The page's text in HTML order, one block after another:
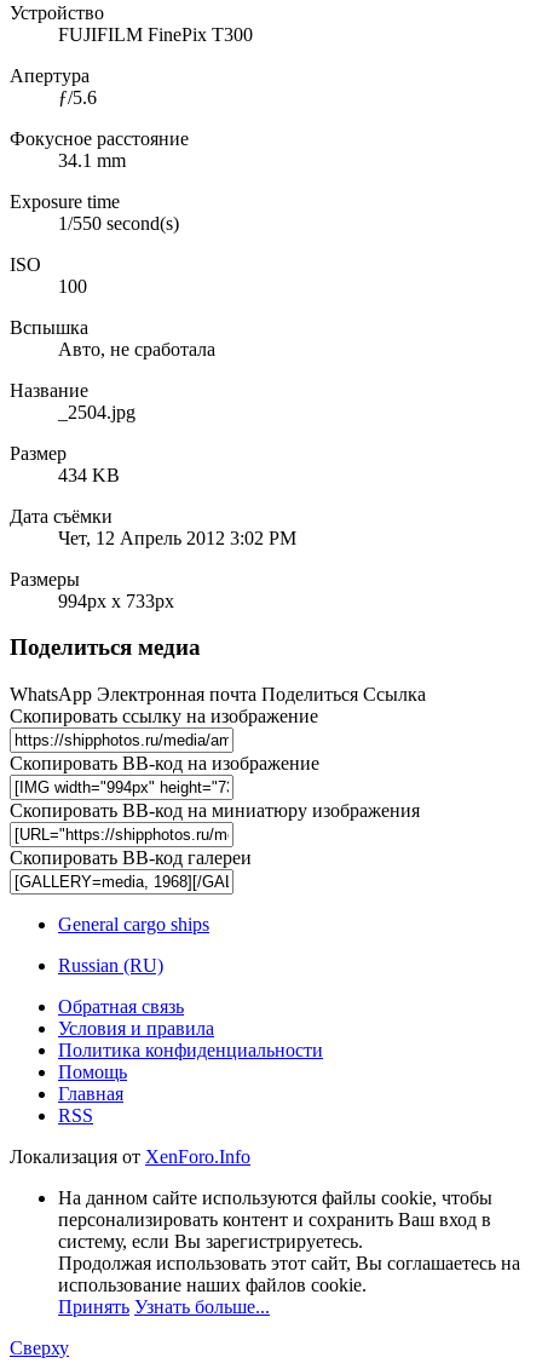
Устройство
FUJIFILM FinePix T300
Апертура
ƒ/5.6
Фокусное расстояние
34.1 mm
Exposure time
1/550 second(s)
ISO
100
Вспышка
Авто, не сработала
Название
_2504.jpg
Размер
434 KB
Дата съёмки
Чет, 12 Апрель 2012 3:02 PM
Размеры
994px x 733px
Поделиться медиа
WhatsApp Электронная почта Поделиться Ссылка
Скопировать ссылку на изображение
Скопировать BB-код на изображение
Скопировать BB-код на миниатюру изображения
Скопировать BB-код галереи
General cargo ships
Russian (RU)
Обратная связь
Условия и правила
Политика конфиденциальности
Помощь
Главная
RSS
Локализация от XenForo.Info
На данном сайте используются файлы cookie, чтобы
персонализировать контент и сохранить Ваш вход в
систему, если Вы зарегистрируетесь.
Продолжая использовать этот сайт, Вы соглашаетесь на
использование наших файлов cookie.
Принять Узнать больше...
Сверху